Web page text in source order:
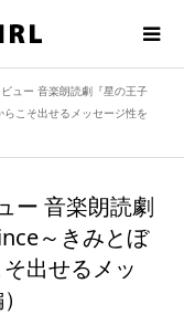
ュー 音楽朗読劇『星の王子
こそ出せるメッセージ性を
ー 音楽朗読劇
～きみとぼ
出せるメッ